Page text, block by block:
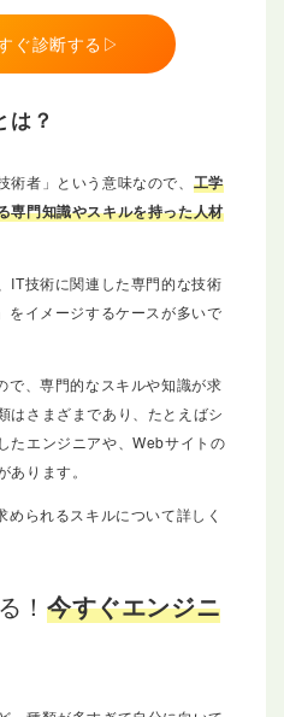
ぐ診断する▷
は？
者」という意味なので、 工学
専門知識やスキルを持った人材
IT技術に関連した専門的な技術
をイメージするケースが多いで
で、専門的なスキルや知識が求
はさまざまであり、たとえばシ
たエンジニアや、Webサイトの
ります。
められるスキルについて詳しく
！ 今すぐエンジニ